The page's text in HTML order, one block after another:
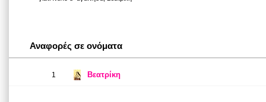
Αναφορές σε ονόματα
1 Βεατρίκη